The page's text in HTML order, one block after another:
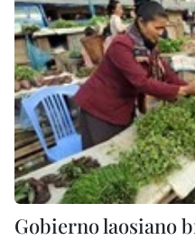
Gobierno laosiano